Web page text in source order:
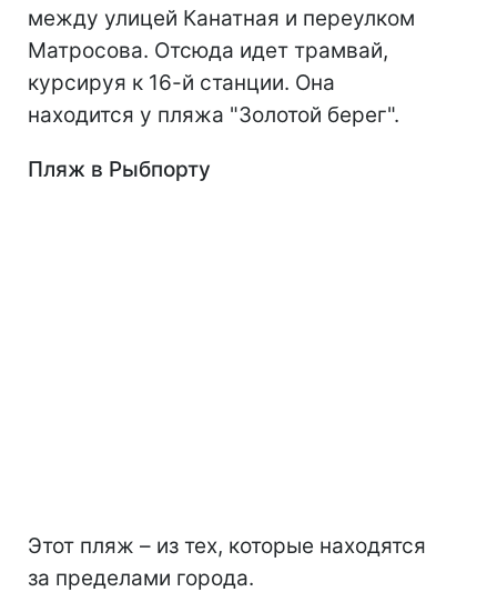
между улицей Канатная и переулком
Матросова. Отсюда идет трамвай,
курсируя к 16-й станции. Она
находится у пляжа "Золотой берег".
Пляж в Рыбпорту
Этот пляж – из тех, которые находятся
за пределами города.